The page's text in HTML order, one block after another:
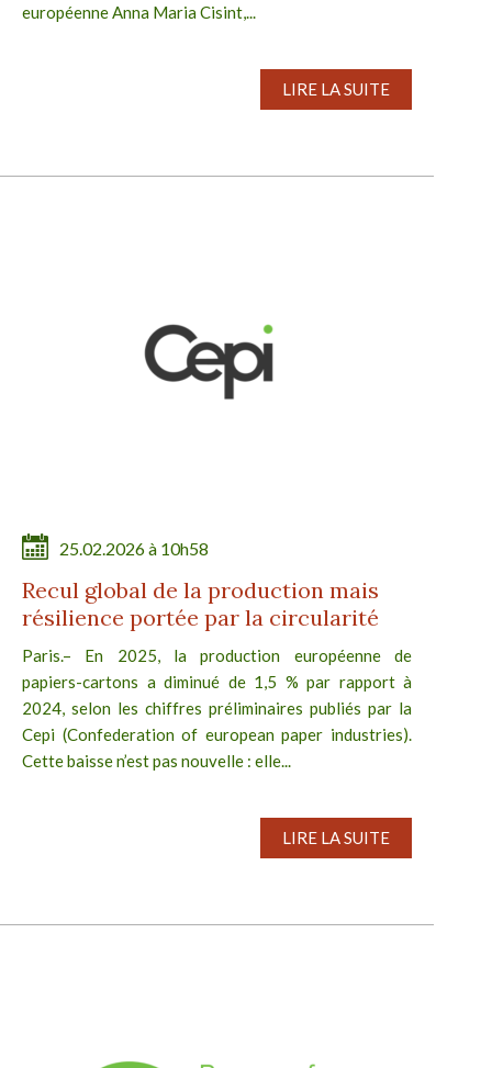
européenne Anna Maria Cisint,...
LIRE LA SUITE
25.02.2026 à 10h58
Recul global de la production mais
résilience portée par la circularité
Paris.– En 2025, la production européenne de
papiers-cartons a diminué de 1,5 % par rapport à
2024, selon les chiffres préliminaires publiés par la
Cepi (Confederation of european paper industries).
Cette baisse n’est pas nouvelle : elle...
LIRE LA SUITE